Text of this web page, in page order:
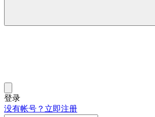
登录
没有帐号？立即注册